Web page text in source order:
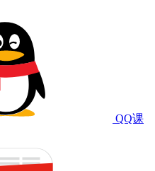
QQ课